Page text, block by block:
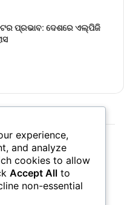
ପ୍ରଭାବ: ଦେଶରେ ଏଲ୍‌ପିଜି
experience,
and analyze
cookies to allow
Accept All to
non-essential